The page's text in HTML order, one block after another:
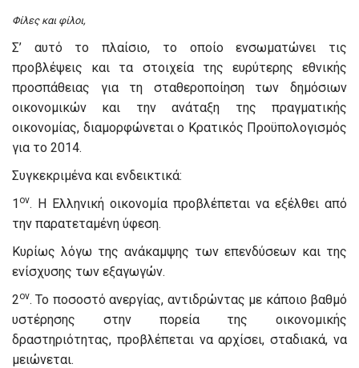
Φίλες και φίλοι,
Σ’ αυτό το πλαίσιο, το οποίο ενσωματώνει τις
προβλέψεις και τα στοιχεία της ευρύτερης εθνικής
προσπάθειας για τη σταθεροποίηση των δημόσιων
οικονομικών και την ανάταξη της πραγματικής
οικονομίας, διαμορφώνεται ο Κρατικός Προϋπολογισμός
για το 2014.
Συγκεκριμένα και ενδεικτικά:
1 ον. Η Ελληνική οικονομία προβλέπεται να εξέλθει από
την παρατεταμένη ύφεση.
Κυρίως λόγω της ανάκαμψης των επενδύσεων και της
ενίσχυσης των εξαγωγών.
2ον. Το ποσοστό ανεργίας, αντιδρώντας με κάποιο βαθμό
υστέρησης στην πορεία της οικονομικής
δραστηριότητας, προβλέπεται να αρχίσει, σταδιακά, να
μειώνεται.